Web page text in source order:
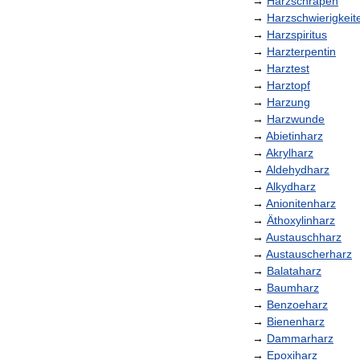
→
→ Harzspiritus
→ Harzterpentin
→ Harztest
→ Harztopf
→ Harzung
→ Harzwunde
→ Abietinharz
→ Akrylharz
→ Aldehydharz
→ Alkydharz
→ Anionitenharz
→ Äthoxylinharz
→ Austauschharz
→ Austauscherharz
→ Balataharz
→ Baumharz
→ Benzoeharz
→ Bienenharz
→ Dammarharz
→ Epoxiharz